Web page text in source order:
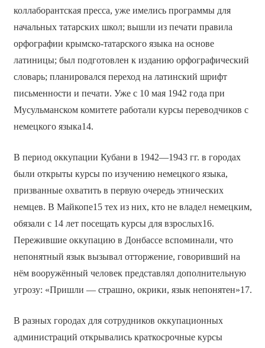
коллаборантская пресса, уже имелись программы для
начальных татарских школ; вышли из печати правила
орфографии крымско-татарского языка на основе
латиницы; был подготовлен к изданию орфографический
словарь; планировался переход на латинский шрифт
письменности и печати. Уже с 10 мая 1942 года при
Мусульманском комитете работали курсы переводчиков с
немецкого языка14.
В период оккупации Кубани в 1942—1943 гг. в городах
были открыты курсы по изучению немецкого языка,
призванные охватить в первую очередь этнических
немцев. В Майкопе15 тех из них, кто не владел немецким,
обязали с 14 лет посещать курсы для взрослых16.
Пережившие оккупацию в Донбассе вспоминали, что
непонятный язык вызывал отторжение, говоривший на
нём вооружённый человек представлял дополнительную
угрозу: «Пришли — страшно, окрики, язык непонятен»17.
В разных городах для сотрудников оккупационных
администраций открывались краткосрочные курсы